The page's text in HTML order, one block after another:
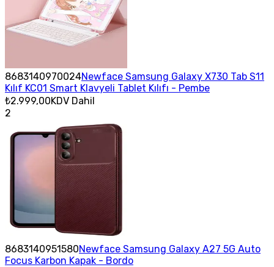
8683140970024Newface Samsung Galaxy X730 Tab S11
Kılıf KC01 Smart Klavyeli Tablet Kılıfı - Pembe
₺2.999,00KDV Dahil
2
8683140951580Newface Samsung Galaxy A27 5G Auto
Focus Karbon Kapak - Bordo